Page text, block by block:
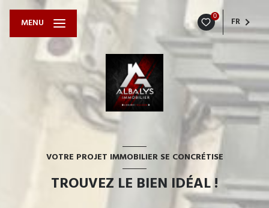
0 FR
MENU
VOTRE PROJET IMMOBILIER SE CONCRÉTISE
TROUVEZ LE BIEN IDÉAL !